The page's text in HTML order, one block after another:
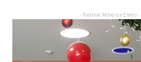
- Federal Móveis e Eletro: -